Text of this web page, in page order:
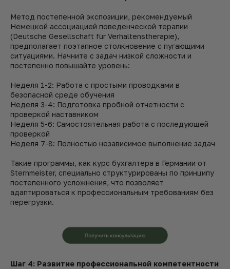
Метод постепенной экспозиции, рекомендуемый
Немецкой ассоциацией поведенческой терапии
(Deutsche Gesellschaft für Verhaltenstherapie),
предполагает поэтапное столкновение с пугающими
ситуациями. Начните с задач низкой сложности и
постепенно повышайте уровень:
Неделя 1-2: Работа с простыми проводками в
безопасной среде обучения
Неделя 3-4: Подготовка пробной отчетности с
проверкой наставником
Неделя 5-6: Самостоятельная работа с последующей
проверкой
Неделя 7-8: Полностью независимое выполнение задач
Такие программы, как курс бухгалтера в Германии от
Sternmeister, специально структурированы по принципу
постепенного усложнения, что позволяет
адаптироваться к профессиональным требованиям без
перегрузки.
Шаг 4: Развитие профессиональной компетентности